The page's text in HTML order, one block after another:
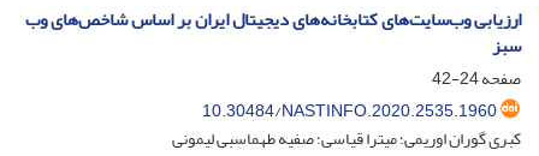
ارزیابی وب‌سایت‌های کتابخانه‌های دیجیتال ایران بر اساس شاخص‌های وب
سبز
صفحه24-42
10.30484/NASTINFO.2020.2535.1960
کبری گوران اوریمی؛ میترا قیاسی؛ صفیه طهماسبی لیمونی